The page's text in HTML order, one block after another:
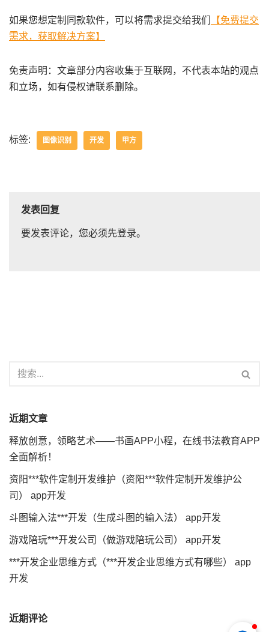
如果您想定制同款软件，可以将需求提交给我们
【免费提交
需求，获取解决方案】
免责声明：文章部分内容收集于互联网，不代表本站的观点
和立场，如有侵权请联系删除。
标签: 图像识别 开发 甲方
发表回复
要发表评论，您必须先登录。
近期文章
释放创意，领略艺术——书画APP小程，在线书法教育APP
全面解析！
资阳***软件定制开发维护（资阳***软件定制开发维护公
司） app开发
斗图输入法***开发（生成斗图的输入法） app开发
游戏陪玩***开发公司（做游戏陪玩公司） app开发
***开发企业思维方式（***开发企业思维方式有哪些） app
开发
近期评论